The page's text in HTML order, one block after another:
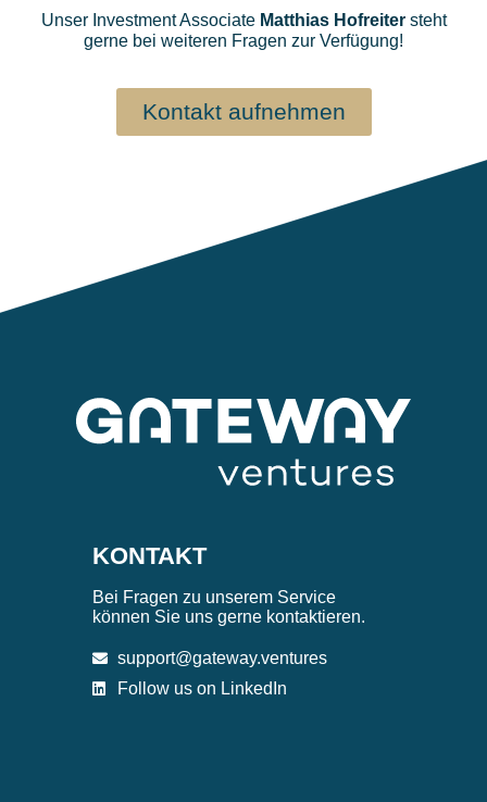
Unser Investment Associate Matthias Hofreiter steht
gerne bei weiteren Fragen zur Verfügung!
Kontakt aufnehmen
KONTAKT
Bei Fragen zu unserem Service
können Sie uns gerne kontaktieren.
support@gateway.ventures
Follow us on LinkedIn